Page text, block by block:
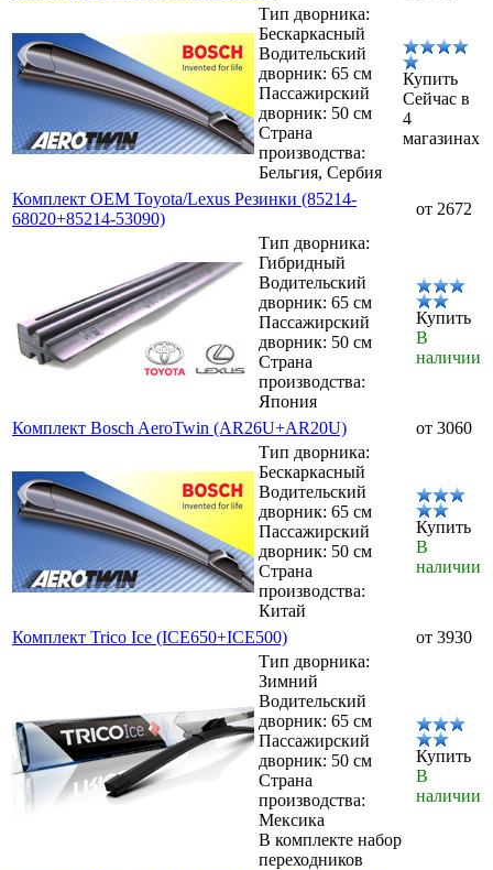
Тип дворника:
Бескаркасный
Водительский
дворник: 65 см
Пассажирский
дворник: 50 см
Страна
производства:
Бельгия, Сербия
Купить
Сейчас в
4
магазинах
Комплект OEM Toyota/Lexus Резинки (85214-
68020+85214-53090)
от 2672
Тип дворника:
Гибридный
Водительский
дворник: 65 см
Пассажирский
дворник: 50 см
Страна
производства:
Япония
Купить
В
наличии
Комплект Bosch AeroTwin (AR26U+AR20U)
от 3060
Тип дворника:
Бескаркасный
Водительский
дворник: 65 см
Пассажирский
дворник: 50 см
Страна
производства:
Китай
Купить
В
наличии
Комплект Trico Ice (ICE650+ICE500)
от 3930
Тип дворника:
Зимний
Водительский
дворник: 65 см
Пассажирский
дворник: 50 см
Страна
производства:
Мексика
В комплекте набор
переходников
Купить
В
наличии